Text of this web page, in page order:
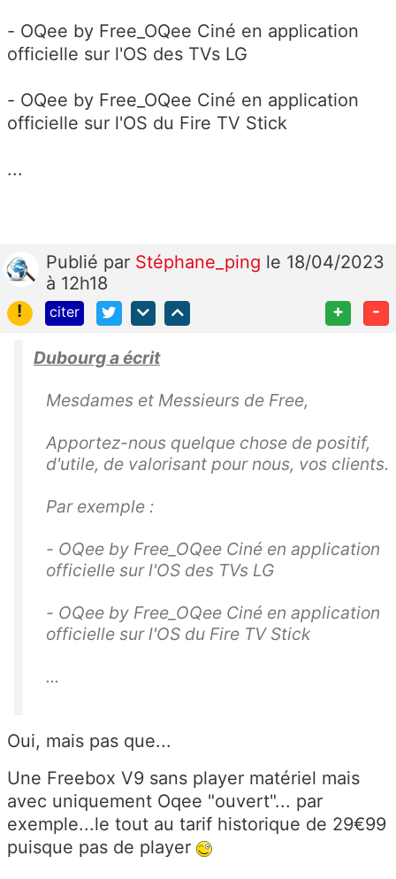
- OQee by Free_OQee Ciné en application
officielle sur l'OS des TVs LG
- OQee by Free_OQee Ciné en application
officielle sur l'OS du Fire TV Stick
...
Publié par Stéphane_ping le 18/04/2023
à 12h18
!
citer + -
Dubourg a écrit
Mesdames et Messieurs de Free,
Apportez-nous quelque chose de positif,
d'utile, de valorisant pour nous, vos clients.
Par exemple :
- OQee by Free_OQee Ciné en application
officielle sur l'OS des TVs LG
- OQee by Free_OQee Ciné en application
officielle sur l'OS du Fire TV Stick
...
Oui, mais pas que...
Une Freebox V9 sans player matériel mais
avec uniquement Oqee "ouvert"... par
exemple...le tout au tarif historique de 29€99
puisque pas de player